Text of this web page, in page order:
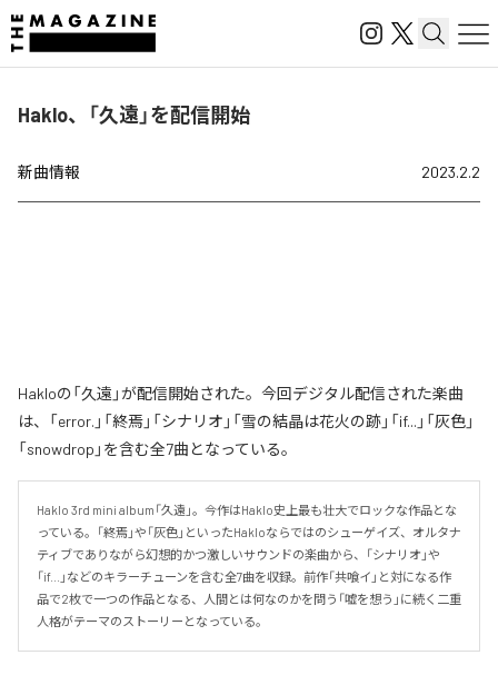
Haklo、「久遠」を配信開始
新曲情報 2023.2.2
Hakloの「久遠」が配信開始された。今回デジタル配信された楽曲
は、「error.」「終焉」「シナリオ」「雪の結晶は花火の跡」「if...」「灰色」
「snowdrop」を含む全7曲となっている。
Haklo 3rd mini album「久遠」。今作はHaklo史上最も壮大でロックな作品とな
っている。「終焉」や「灰色」といったHakloならではのシューゲイズ、オルタナ
ティブでありながら幻想的かつ激しいサウンドの楽曲から、「シナリオ」や
「if...」などのキラーチューンを含む全7曲を収録。前作「共喰イ」と対になる作
品で2枚で一つの作品となる、人間とは何なのかを問う「嘘を想う」に続く二重
人格がテーマのストーリーとなっている。